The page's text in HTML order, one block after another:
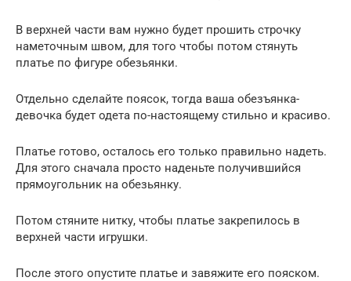
В верхней части вам нужно будет прошить строчку
наметочным швом, для того чтобы потом стянуть
платье по фигуре обезьянки.
Отдельно сделайте поясок, тогда ваша обезъянка-
девочка будет одета по-настоящему стильно и красиво.
Платье готово, осталось его только правильно надеть.
Для этого сначала просто наденьте получившийся
прямоугольник на обезьянку.
Потом стяните нитку, чтобы платье закрепилось в
верхней части игрушки.
После этого опустите платье и завяжите его пояском.